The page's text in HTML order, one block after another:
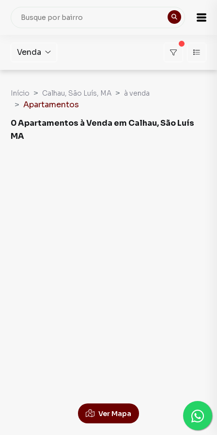
Venda
Início Calhau, São Luís, MA à venda
Apartamentos
0 Apartamentos à Venda em Calhau, São Luís
MA
Ver Mapa